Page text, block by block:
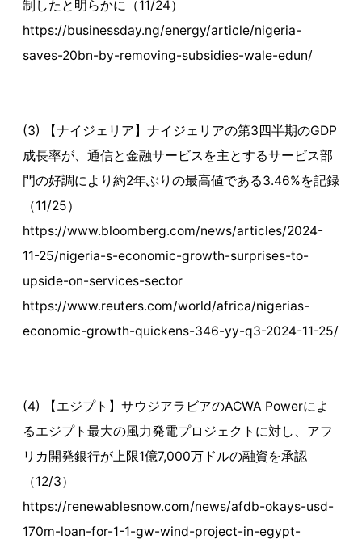
制したと明らかに（11/24）
https://businessday.ng/energy/article/nigeria-
saves-20bn-by-removing-subsidies-wale-edun/
(3) 【ナイジェリア】ナイジェリアの第3四半期のGDP
成長率が、通信と金融サービスを主とするサービス部
門の好調により約2年ぶりの最高値である3.46%を記録
（11/25）
https://www.bloomberg.com/news/articles/2024-
11-25/nigeria-s-economic-growth-surprises-to-
upside-on-services-sector
https://www.reuters.com/world/africa/nigerias-
economic-growth-quickens-346-yy-q3-2024-11-25/
(4) 【エジプト】サウジアラビアのACWA Powerによ
るエジプト最大の風力発電プロジェクトに対し、アフ
リカ開発銀行が上限1億7,000万ドルの融資を承認
（12/3）
https://renewablesnow.com/news/afdb-okays-usd-
170m-loan-for-1-1-gw-wind-project-in-egypt-